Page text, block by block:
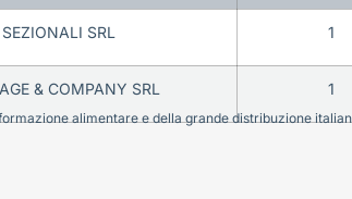
SRL 1
& COMPANY SRL 1
alimentare e della grande distribuzione